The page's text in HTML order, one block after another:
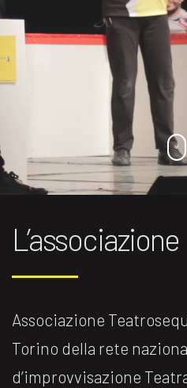
L’associazione
Associazione
Torino della rete
d’improvvisazione